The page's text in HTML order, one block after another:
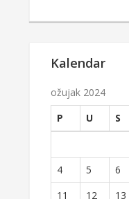
Kalendar
ožujak 2024
P
U S
4
5 6
11
12 13